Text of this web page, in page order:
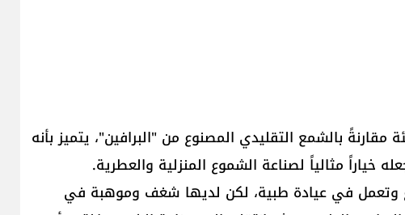
مقارنةً بالشمع التقليدي المصنوع من "البرافين"، يتميز بأنه
مثالياً لصناعة الشموع المنزلية والعطرية.
وتعمل في عيادة طبية، لكن لديها شغف وموهبة في